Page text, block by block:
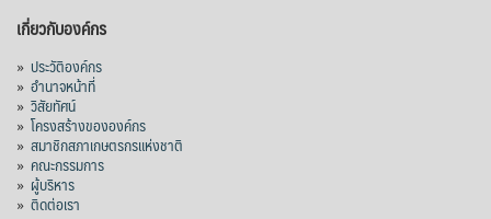
เกี่ยวกับองค์กร
» ประวัติองค์กร
» อำนาจหน้าที่
» วิสัยทัศน์
» โครงสร้างขององค์กร
» สมาชิกสภาเกษตรกรแห่งชาติ
» คณะกรรมการ
» ผู้บริหาร
» ติดต่อเรา